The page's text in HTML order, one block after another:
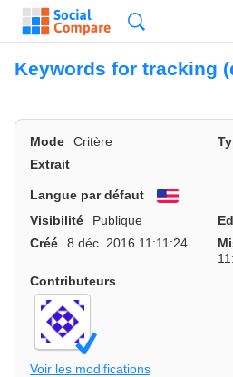
Keywords for tracking
Mode Critère
Extrait
Langue par défaut
English
Visibilité
Publique
Créé
8 déc. 2016 11:11:24
Contributeurs
Voir les modifications